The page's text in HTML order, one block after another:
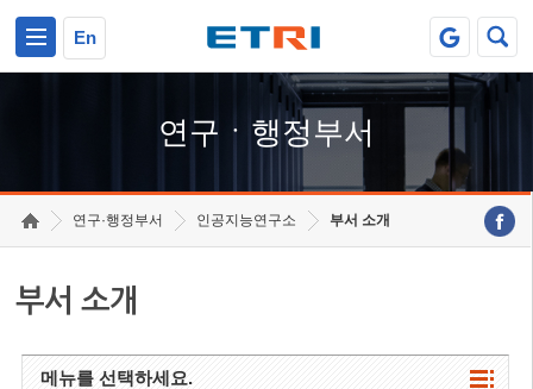
En
연구ㆍ행정부서
연구·행정부서 인공지능연구소 부서 소개
부서 소개
메뉴를 선택하세요.